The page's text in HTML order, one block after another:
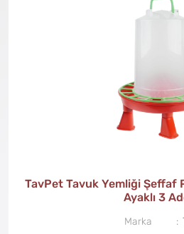
TavPet Tavuk Yemliği Şeffaf
Ayaklı 3
Marka